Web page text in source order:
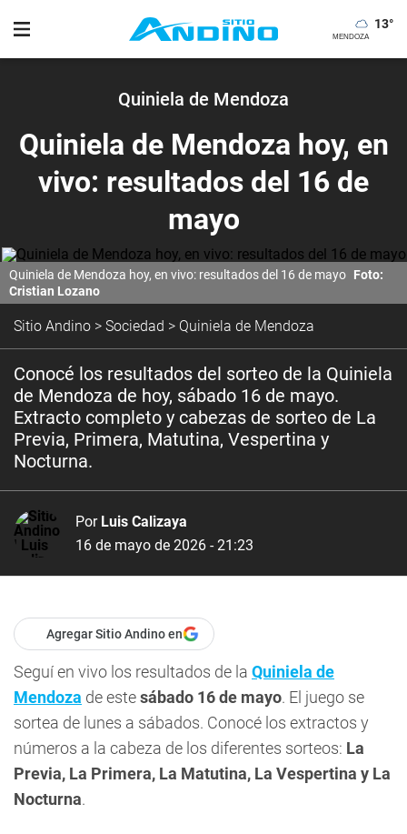
13°
Quiniela de Mendoza
Quiniela de Mendoza hoy, en
vivo: resultados del 16 de
mayo
Quiniela de Mendoza hoy, en vivo: resultados del 16 de mayo Foto:
Cristian Lozano
Sitio Andino > Sociedad > Quiniela de Mendoza
Conocé los resultados del sorteo de la Quiniela
de Mendoza de hoy, sábado 16 de mayo.
Extracto completo y cabezas de sorteo de La
Previa, Primera, Matutina, Vespertina y
Nocturna.
Por Luis Calizaya
16 de mayo de 2026 - 21:23
Agregar Sitio Andino en
Seguí en vivo los resultados de la Quiniela de
Mendoza de estesábado 16 de mayo. El juego se
sortea de lunes a sábados. Conocé los extractos y
números a la cabeza de los diferentes sorteos: La
Previa, La Primera, La Matutina, La Vespertina y La
Nocturna.